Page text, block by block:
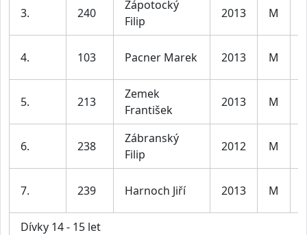
3. 240
Zápotocký
Filip
2013 M
4. 103 Pacner Marek 2013 M
5. 213
Zemek
František
2013 M
6. 238
Zábranský
Filip
2012 M
7. 239 Harnoch Jiří 2013 M
Dívky 14 - 15 let